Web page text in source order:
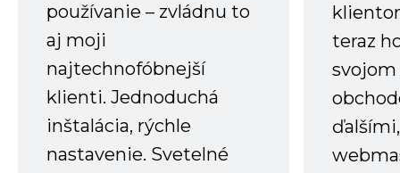
používanie – zvládnu to
aj moji
najtechnofóbnejší
klienti. Jednoduchá
inštalácia, rýchle
nastavenie. Svetelné
teraz